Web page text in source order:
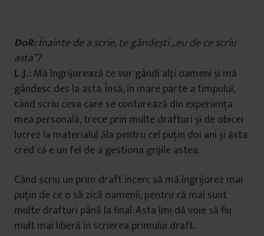
DoR:Înainte de a scrie, te gândești „eu de ce scriu
asta”?
L.J.: Mă îngrijorează ce vor gândi alți oameni și mă
gândesc des la asta. Însă, în mare parte a timpului,
când scriu ceva care se conturează din experiența
mea personală, trece prin multe drafturi și de obicei
lucrez la materialul ăla pentru cel puțin doi ani și ăsta
cred că e un fel de a gestiona grijile astea.
Când scriu un prim draft încerc să mă îngrijorez mai
puțin de ce o să zică oamenii, pentru că mai sunt
multe drafturi până la final. Asta îmi dă voie să fiu
mult mai liberă în scrierea primului draft.